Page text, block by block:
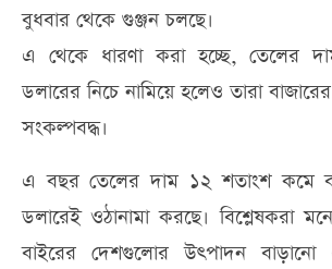
বুধবার থেকে গুঞ্জন চলছে।
এ থেকে ধারণা করা হচ্ছে, তেলের
ডলারের নিচে নামিয়ে হলেও তারা
সংকল্পবদ্ধ।
এ বছর তেলের দাম ১২ শতাংশ কমে
ডলারেই ওঠানামা করছে। বিশ্লেষকরা
বাইরের দেশগুলোর উৎপাদন বাড়ানো